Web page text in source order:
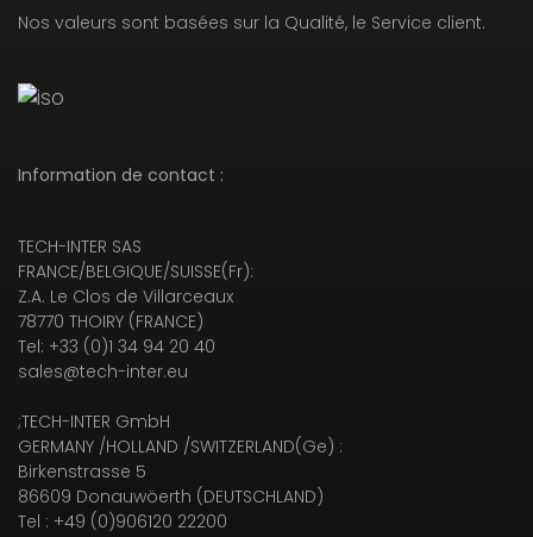
Nos valeurs sont basées sur la Qualité, le Service client.
Information de contact :
TECH-INTER SAS
FRANCE/BELGIQUE/SUISSE(Fr):
Z.A. Le Clos de Villarceaux
78770 THOIRY (FRANCE)
Tel: +33 (0)1 34 94 20 40
sales@tech-inter.eu
;TECH-INTER GmbH
GERMANY /HOLLAND /SWITZERLAND(Ge) :
Birkenstrasse 5
86609 Donauwöerth (DEUTSCHLAND)
Tel : +49 (0)906120 22200